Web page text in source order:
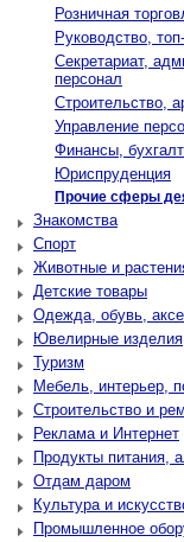
Розничная
Руководство,
Секретариат,
персонал
Строительство,
Управление
Финансы,
Юриспруденция
Прочие сферы
Знакомства
Спорт
Животные и
Детские товары
Одежда, обувь,
Ювелирные изделия
Туризм
Мебель, интерьер,
Строительство и
Реклама и Интернет
Продукты питания,
Отдам даром
Культура и
Промышленное